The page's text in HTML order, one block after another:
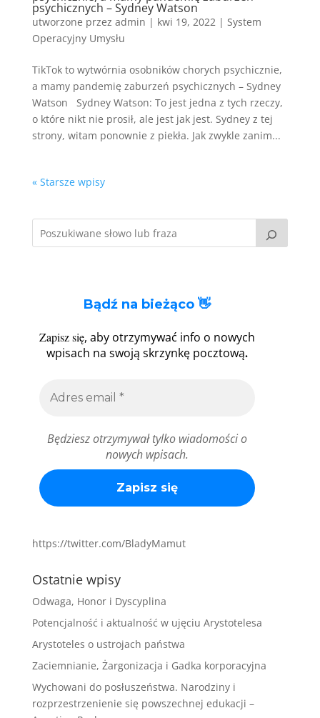
psychicznych – Sydney Watson
utworzone przez admin | kwi 19, 2022| System
Operacyjny Umysłu
TikTok to wytwórnia osobników chorych psychicznie,
a mamy pandemię zaburzeń psychicznych – Sydney
Watson Sydney Watson: To jest jedna z tych rzeczy,
o które nikt nie prosił, ale jest jak jest. Sydney z tej
strony, witam ponownie z piekła. Jak zwykle zanim...
« Starsze wpisy
Bądź na bieżąco 👋
Zapisz się, aby otrzymywać info o nowych
wpisach na swoją skrzynkę pocztową.
Będziesz otrzymywał tylko wiadomości o
nowych wpisach.
https://twitter.com/BladyMamut
Ostatnie wpisy
Odwaga, Honor i Dyscyplina
Potencjalność i aktualność w ujęciu Arystotelesa
Arystoteles o ustrojach państwa
Zaciemnianie, Żargonizacja i Gadka korporacyjna
Wychowani do posłuszeństwa. Narodziny i
rozprzestrzenienie się powszechnej edukacji –